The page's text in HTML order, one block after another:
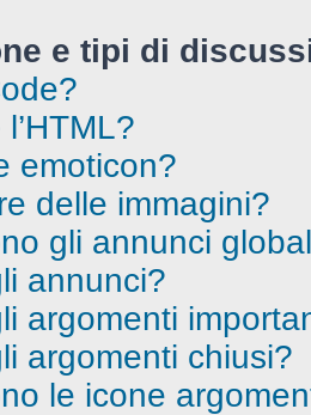
e tipi di
emoticon?
delle immagini?
gli annunci
annunci?
argomenti
argomenti chiusi?
le icone